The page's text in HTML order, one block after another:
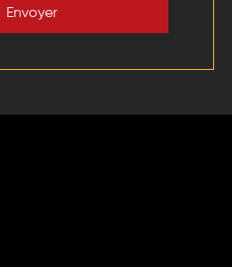
Envoyer